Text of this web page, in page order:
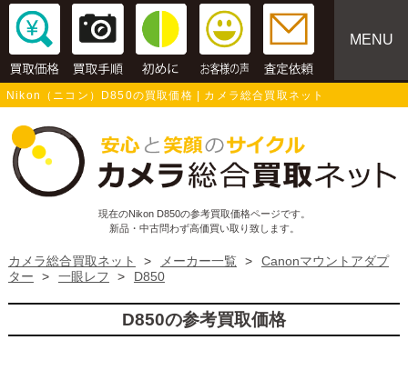
MENU
Nikon（ニコン）D850の買取価格 | カメラ総合買取ネット
現在のNikon D850の参考買取価格ページです。
新品・中古問わず高価買い取り致します。
カメラ総合買取ネット > メーカー一覧 >
Canonマウントアダプ
ター
> 一眼レフ > D850
D850の参考買取価格